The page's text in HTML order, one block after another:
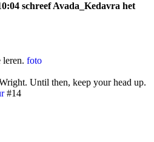
schreef Avada_Kedavra het
leren. foto
Until then, keep your head up.
#14